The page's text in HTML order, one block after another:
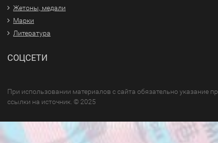
Жетоны, медали
Марки
Литература
СОЦСЕТИ
При использовании материалов с сайта обязательно указание
ссылки на источник. © 2025